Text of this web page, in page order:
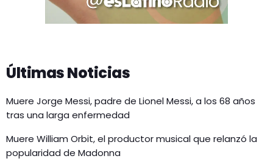
Últimas Noticias
Muere Jorge Messi, padre de Lionel Messi, a los 68 años
tras una larga enfermedad
Muere William Orbit, el productor musical que relanzó la
popularidad de Madonna